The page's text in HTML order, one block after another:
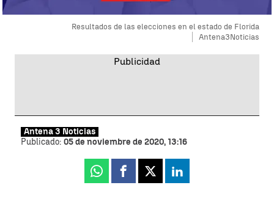
Resultados de las elecciones en el estado de Florida
Antena3Noticias
Antena 3 Noticias
Publicado: 05 de noviembre de 2020, 13:16
Whatsapp
Facebook
X Linkedin